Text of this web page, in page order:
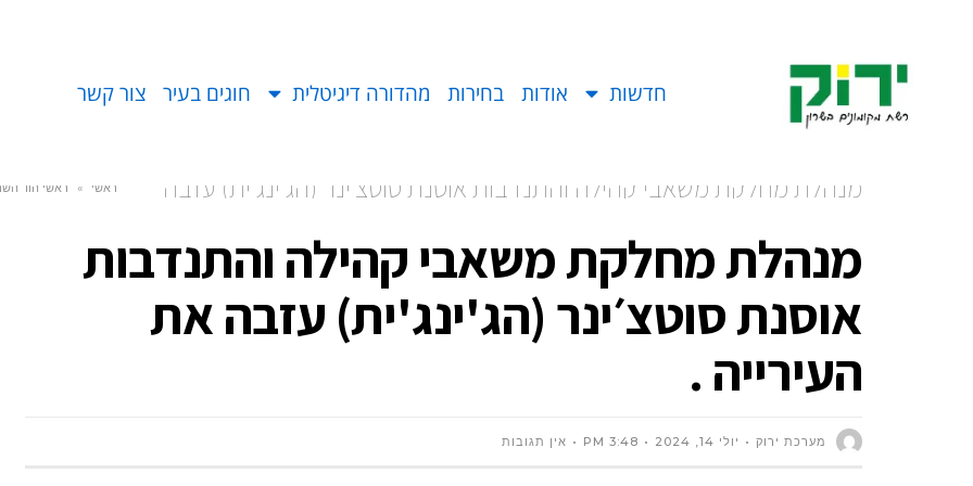
חדשות אודות בחירות מהדורה דיגיטלית חוגים בעיר צור קשר
מנהלת מחלקת משאבי קהילה והתנדבות אוסנת סוטצ׳ינר (הג'ינג'ית) עזבה
את העירייה .
ראשי » ראשי הוד
מנהלת מחלקת משאבי קהילה והתנדבות
אוסנת סוטצ׳ינר (הג'ינג'ית) עזבה את
העירייה .
מערכת ירוק יולי 14, 2024 3:48 PM אין תגובות